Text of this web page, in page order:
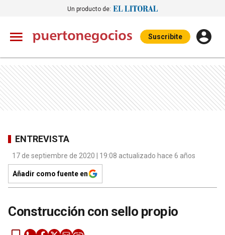
Un producto de:
Suscribite
ENTREVISTA
17 de septiembre de 2020 | 19:08 actualizado hace 6 años
Añadir como fuente en
Construcción con sello propio